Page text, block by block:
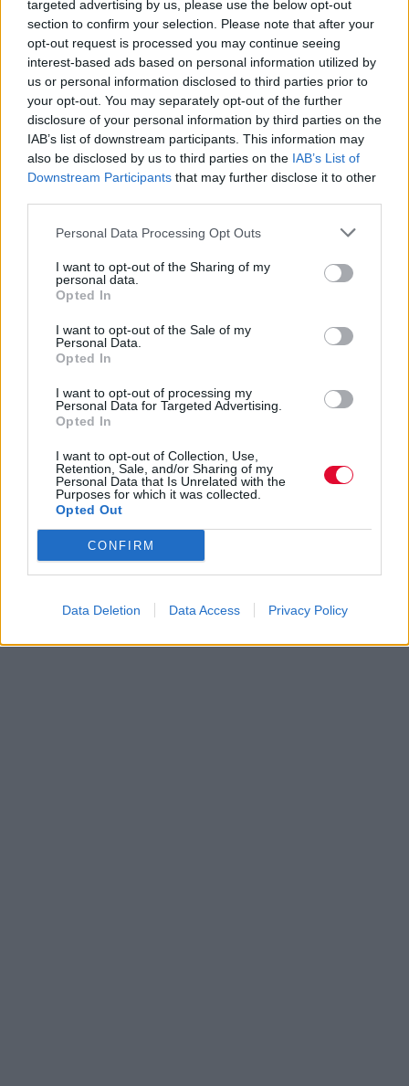
targeted advertising by us, please use the below opt-out
section to confirm your selection. Please note that after your
opt-out request is processed you may continue seeing
interest-based ads based on personal information utilized by
us or personal information disclosed to third parties prior to
your opt-out. You may separately opt-out of the further
disclosure of your personal information by third parties on the
IAB’s list of downstream participants. This information may
also be disclosed by us to third parties on the IAB’s List of
Downstream Participants that may further disclose it to other
Personal Data Processing Opt Outs
I want to opt-out of the Sharing of my
personal data.
Opted In
I want to opt-out of the Sale of my
Personal Data.
Opted In
I want to opt-out of processing my
Personal Data for Targeted Advertising.
Opted In
I want to opt-out of Collection, Use,
Retention, Sale, and/or Sharing of my
Personal Data that Is Unrelated with the
Purposes for which it was collected.
Opted Out
CONFIRM
Data Deletion Data Access Privacy Policy